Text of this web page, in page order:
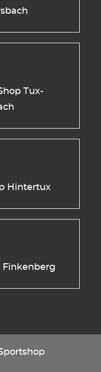
Tux-
Hintertux
Finkenberg